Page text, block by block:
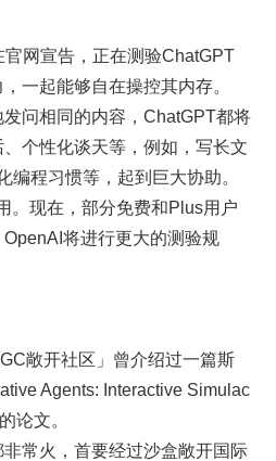
网宣告，正在测验ChatGPT
一起能够自在操控其内存。
问相同的内容，ChatGPT都将
个性化谈天等，例如，写长文
编程习惯等，起到巨大协助。
。现在，部分免费和Plus用户
将进行更大的测验规
敞开社区」曾介绍过一篇斯
Agents: Interactive Simulac
论文。
常火，首要经过沙盒敞开国际